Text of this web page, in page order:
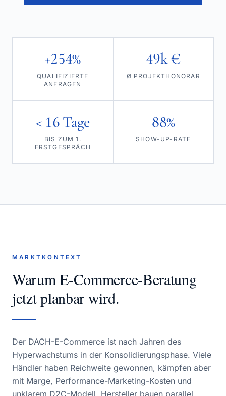
+254%
QUALIFIZIERTE
ANFRAGEN
49k €
Ø PROJEKTHONORAR
< 16 Tage
BIS ZUM 1.
ERSTGESPRÄCH
88%
SHOW-UP-RATE
MARKTKONTEXT
WarumE-Commerce-Beratung
jetzt planbar wird.
Der DACH-E-Commerce ist nach Jahren des
Hyperwachstums in der Konsolidierungsphase. Viele
Händler haben Reichweite gewonnen, kämpfen aber
mit Marge, Performance-Marketing-Kosten und
unklarem D2C-Modell. Hersteller bauen parallel